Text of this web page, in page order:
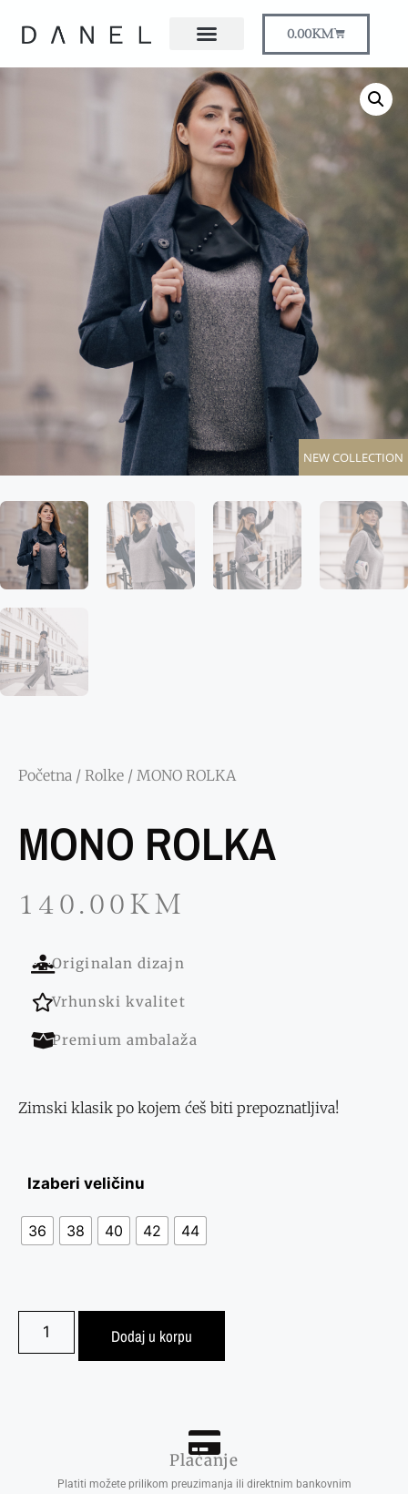
0.00KM
NEW COLLECTION
Početna / Rolke / MONO ROLKA
MONO ROLKA
140.00KM
Originalan dizajn
Vrhunski kvalitet
Premium ambalaža
Zimski klasik po kojem ćeš biti prepoznatljiva!
Izaberi veličinu
36 38 40 42 44
Dodaj u korpu
Plaćanje
Platiti možete prilikom preuzimanja ili direktnim bankovnim